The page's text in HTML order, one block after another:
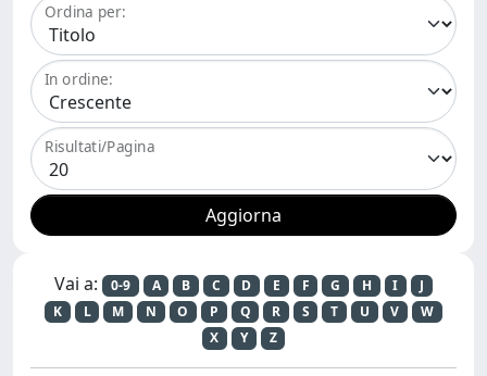
Ordina per:
In ordine:
Risultati/Pagina
Vai a: 0-9 A B C D E F G H I
J
K
L M N O P Q R S T U V
W
X
Y Z